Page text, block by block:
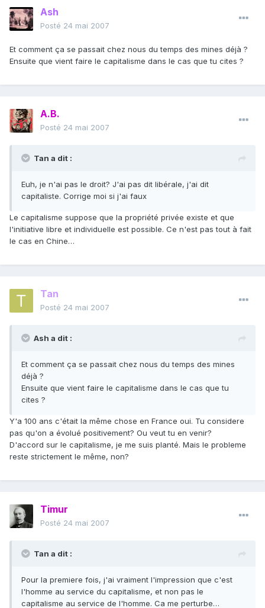
Ash
Posté 24 mai 2007
Et comment ça se passait chez nous du temps des mines déjà ?
Ensuite que vient faire le capitalisme dans le cas que tu cites ?
A.B.
Posté 24 mai 2007
Tan a dit :
Euh, je n'ai pas le droit? J'ai pas dit libérale, j'ai dit
capitaliste. Corrige moi si j'ai faux
Le capitalisme suppose que la propriété privée existe et que
l'initiative libre et individuelle est possible. Ce n'est pas tout à fait
le cas en Chine…
Tan
Posté 24 mai 2007
Ash a dit :
Et comment ça se passait chez nous du temps des mines
déjà ?
Ensuite que vient faire le capitalisme dans le cas que tu
cites ?
Y'a 100 ans c'était la même chose en France oui. Tu considere
pas qu'on a évolué positivement? Ou veut tu en venir?
D'accord sur le capitalisme, je me suis planté. Mais le probleme
reste strictement le même, non?
Timur
Posté 24 mai 2007
Tan a dit :
Pour la premiere fois, j'ai vraiment l'impression que c'est
l'homme au service du capitalisme, et non pas le
capitalisme au service de l'homme. Ca me perturbe…